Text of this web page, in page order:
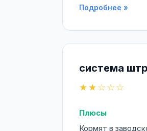
Подробнее »
система
★★☆☆☆
Плюсы
Кормят в